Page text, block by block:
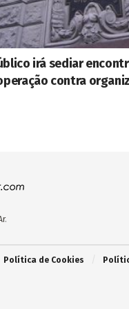
irá sediar
contra
.
Política de Cookies